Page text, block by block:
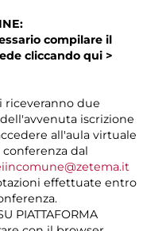
compilare il
cliccando qui >
riceveranno due
iscrizione
all'aula virtuale
dal
effettuate entro
PIATTAFORMA